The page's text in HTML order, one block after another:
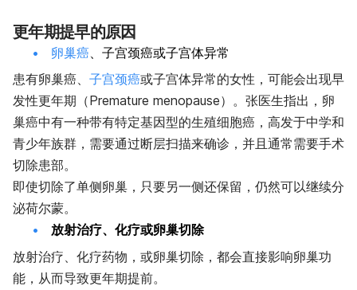
更年期提早的原因
卵巢癌 、子宫颈癌或子宫体异常
患有卵巢癌、 子宫颈癌或子宫体异常的女性，可能会出现早
发性更年期（Premature menopause）。张医生指出，卵
巢癌中有一种带有特定基因型的生殖细胞癌，高发于中学和
青少年族群，需要通过断层扫描来确诊，并且通常需要手术
切除患部。
即使切除了单侧卵巢，只要另一侧还保留，仍然可以继续分
泌荷尔蒙。
放射治疗、化疗或卵巢切除
放射治疗、化疗药物，或卵巢切除，都会直接影响卵巢功
能，从而导致更年期提前。